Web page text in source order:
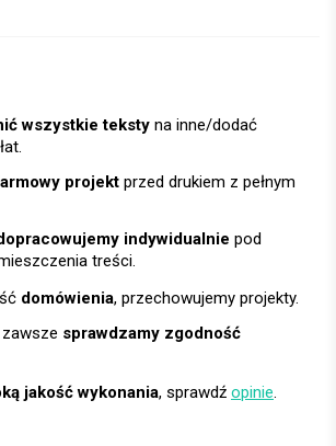
wszystkie teksty na inne/dodać
projekt przed drukiem z pełnym
indywidualnie pod
treści.
domówienia, przechowujemy projekty.
zawsze sprawdzamy zgodność
jakość wykonania, sprawdź opinie.